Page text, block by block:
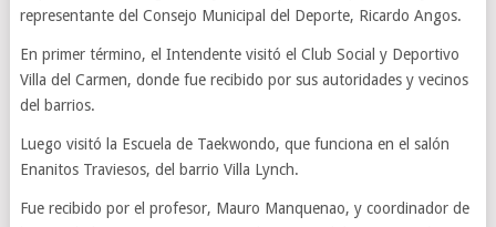
representante del Consejo Municipal del Deporte, Ricardo Angos.
En primer término, el Intendente visitó el Club Social y Deportivo
Villa del Carmen, donde fue recibido por sus autoridades y vecinos
del barrios.
Luego visitó la Escuela de Taekwondo, que funciona en el salón
Enanitos Traviesos, del barrio Villa Lynch.
Fue recibido por el profesor, Mauro Manquenao, y coordinador de